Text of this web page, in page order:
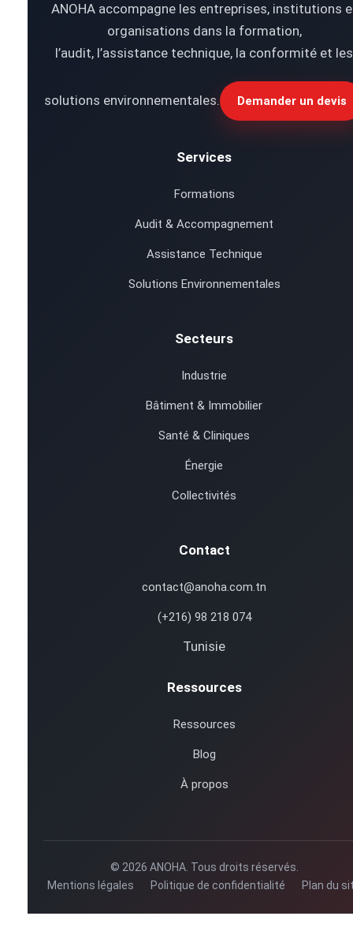
ANOHA accompagne les entreprises, institutions
organisations dans la formation,
l’audit, l’assistance technique, la conformité et les
solutions environnementales. Demander un devis
Services
Formations
Audit & Accompagnement
Assistance Technique
Solutions Environnementales
Secteurs
Industrie
Bâtiment & Immobilier
Santé & Cliniques
Énergie
Collectivités
Contact
contact@anoha.com.tn
(+216) 98 218 074
Tunisie
Ressources
Ressources
Blog
À propos
© 2026 ANOHA. Tous droits réservés.
Mentions légales
Politique de confidentialité Plan du